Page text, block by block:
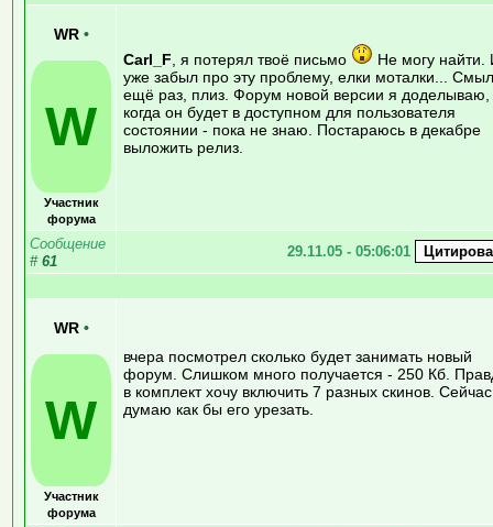
WR •
W
Участник
форума
Carl_F , я потерял твоё письмо
Не могу найти.
уже забыл про эту проблему, елки моталки...
ещё раз, плиз. Форум новой версии я доделываю,
когда он будет в доступном для пользователя
состоянии - пока не знаю. Постараюсь в декабре
выложить релиз.
Сообщение
# 61
29.11.05 - 05:06:01
WR •
W
Участник
форума
вчера посмотрел сколько будет занимать новый
форум. Слишком много получается - 250 Кб.
в комплект хочу включить 7 разных скинов. Сейчас
думаю как бы его урезать.